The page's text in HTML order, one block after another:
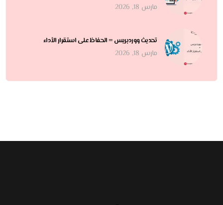
مارس 18, 2026
تحديث ووردبريس = الحفاظ على استقرار الأداء
مارس 18, 2026